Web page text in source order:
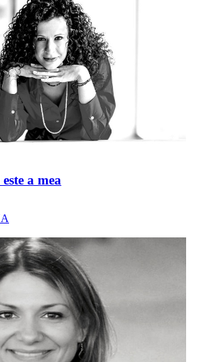
a mea